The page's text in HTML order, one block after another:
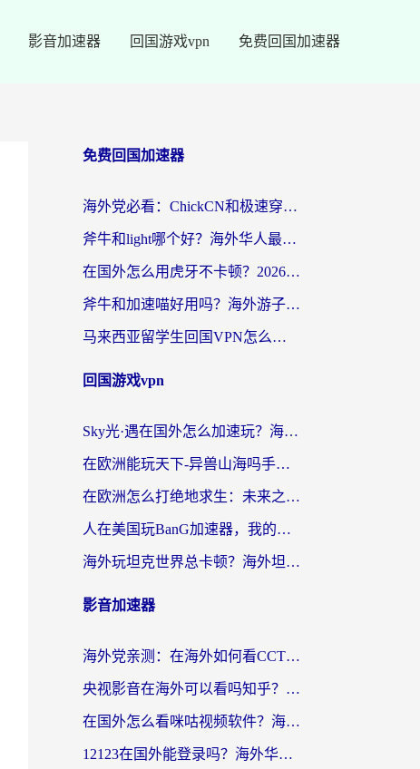
影音加速器 回国游戏vpn 免费回国加速器
免费回国加速器
海外党必看：ChickCN和极速穿梭VPN好用吗？3招教你选对回国加速器无缝刷国内资源
斧牛和light哪个好？海外华人最关心的回国加速器选择难题，一篇讲透
在国外怎么用虎牙不卡顿？2026海外华人亲测有效的回国加速器选择指南
斧牛和加速喵好用吗？海外游子的真实选择困境
马来西亚留学生回国VPN怎么选？3个避坑点+1款实测好用的加速器推荐
回国游戏vpn
Sky光·遇在国外怎么加速玩？海外党亲测有效的国服游戏加速指南
在欧洲能玩天下-异兽山海吗手游？海外玩家的加速器生存指南
在欧洲怎么打绝地求生：未来之役不卡？留学生亲测的加速器避坑指南
人在美国玩BanG加速器，我的延迟终于绿了
海外玩坦克世界总卡顿？海外坦克世界加速器有哪些？实测好用的选择在这里
影音加速器
海外党亲测：在海外如何看CCTV？告别“仅限大陆播放”的实用指南
央视影音在海外可以看吗知乎？留学生亲测：3步解决地域限制+追剧自由
在国外怎么看咪咕视频软件？海外党亲测有效的回国加速方案
12123在国外能登录吗？海外华人必看的回国加速实用指南